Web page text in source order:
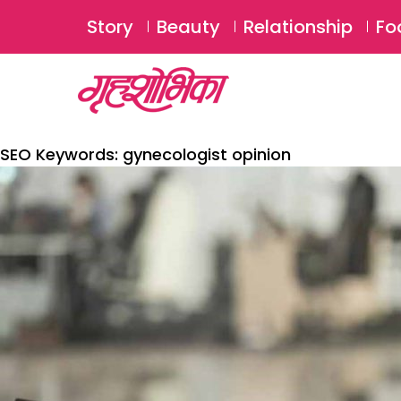
Story Beauty Relationship
SEO Keywords: gynecologist opinion